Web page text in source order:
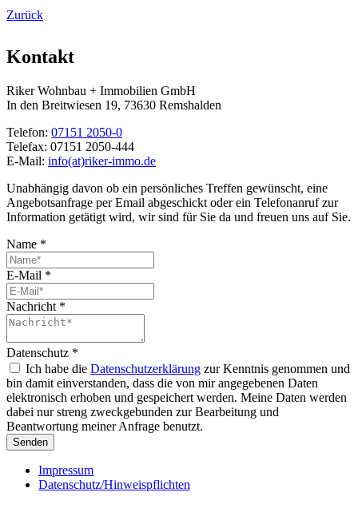
Zurück
Kontakt
Riker Wohnbau + Immobilien GmbH
In den Breitwiesen 19, 73630 Remshalden
Telefon: 07151 2050-0
Telefax: 07151 2050-444
E-Mail: info(at)riker-immo.de
Unabhängig davon ob ein persönliches Treffen gewünscht, eine
Angebotsanfrage per Email abgeschickt oder ein Telefonanruf zur
Information getätigt wird, wir sind für Sie da und freuen uns auf Sie.
Name *
E-Mail *
Nachricht *
Datenschutz *
Ich habe die Datenschutzerklärung zur Kenntnis genommen und
bin damit einverstanden, dass die von mir angegebenen Daten
elektronisch erhoben und gespeichert werden. Meine Daten werden
dabei nur streng zweckgebunden zur Bearbeitung und
Beantwortung meiner Anfrage benutzt.
Senden
Impressum
Datenschutz/Hinweispflichten